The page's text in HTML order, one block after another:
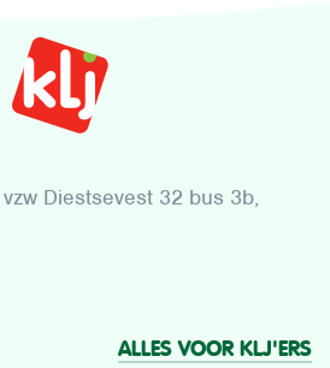
Diestsevest 32 bus 3b,
ALLES VOOR KLJ'ERS